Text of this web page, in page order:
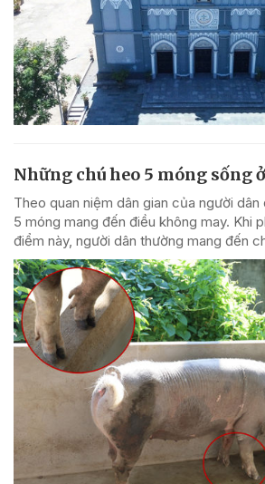
Những chú heo 5 móng sống
Theo quan niệm dân gian của người dân
5 móng mang đến điều không may. Khi
điểm này, người dân thường mang đến